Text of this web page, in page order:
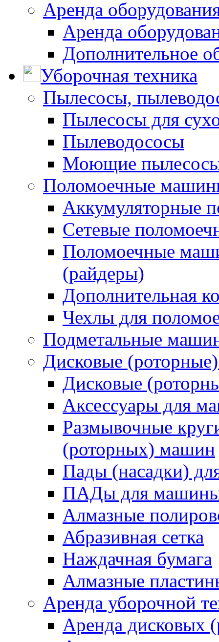
Аренда
Аренда
Дополнительное
Уборочная техника
Пылесосы,
Пылесосы для
Пылеводососы
Моющие пылесосы
Поломоечные
Аккумуляторные
Сетевые
Поломоечные
(райдеры)
Дополнительная
Чехлы для
Подметальные
Дисковые
Дисковые
Аксессуары для
Размывочные
(роторных) машин
Пады (насадки)
ПАДы для
Алмазные
Абразивная сетка
Наждачная бумага
Алмазные
Аренда уборочной
Аренда дисковых